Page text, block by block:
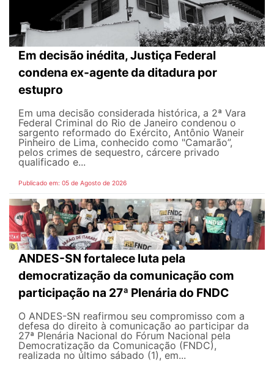
Em decisão inédita, Justiça Federal
condena ex-agente da ditadura por
estupro
Em uma decisão considerada histórica, a 2ª Vara
Federal Criminal do Rio de Janeiro condenou o
sargento reformado do Exército, Antônio Waneir
Pinheiro de Lima, conhecido como "Camarão”,
pelos crimes de sequestro, cárcere privado
qualificado e...
Publicado em: 05 de Agosto de 2026
ANDES-SN fortalece luta pela
democratização da comunicação com
participação na 27ª Plenária do FNDC
O ANDES-SN reafirmou seu compromisso com a
defesa do direito à comunicação ao participar da
27ª Plenária Nacional do Fórum Nacional pela
Democratização da Comunicação (FNDC),
realizada no último sábado (1), em...